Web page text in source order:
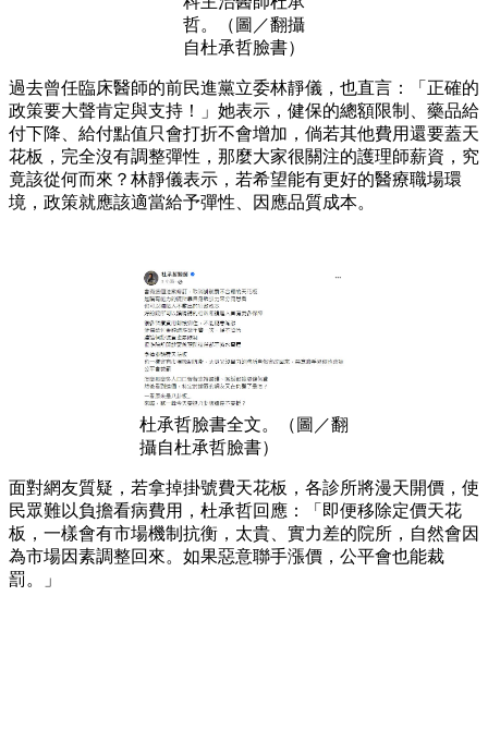
哲。（圖／翻攝
自杜承哲臉書）
過去曾任臨床醫師的前民進黨立委林靜儀，也直言：「正確的
政策要大聲肯定與支持！」她表示，健保的總額限制、藥品給
付下降、給付點值只會打折不會增加，倘若其他費用還要蓋天
花板，完全沒有調整彈性，那麼大家很關注的護理師薪資，究
竟該從何而來？林靜儀表示，若希望能有更好的醫療職場環
境，政策就應該適當給予彈性、因應品質成本。
杜承哲臉書全文。（圖／翻
攝自杜承哲臉書）
面對網友質疑，若拿掉掛號費天花板，各診所將漫天開價，使
民眾難以負擔看病費用，杜承哲回應：「即便移除定價天花
板，一樣會有市場機制抗衡，太貴、實力差的院所，自然會因
為市場因素調整回來。如果惡意聯手漲價，公平會也能裁
罰。」